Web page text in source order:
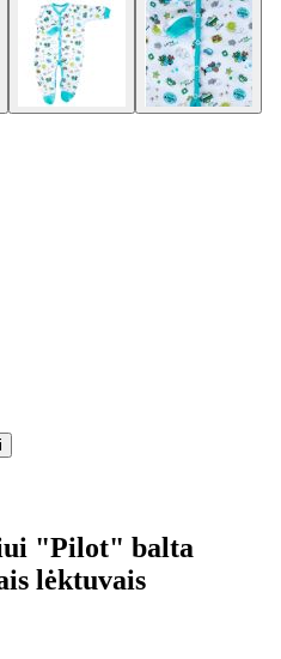
"Pilot" balta
lėktuvais